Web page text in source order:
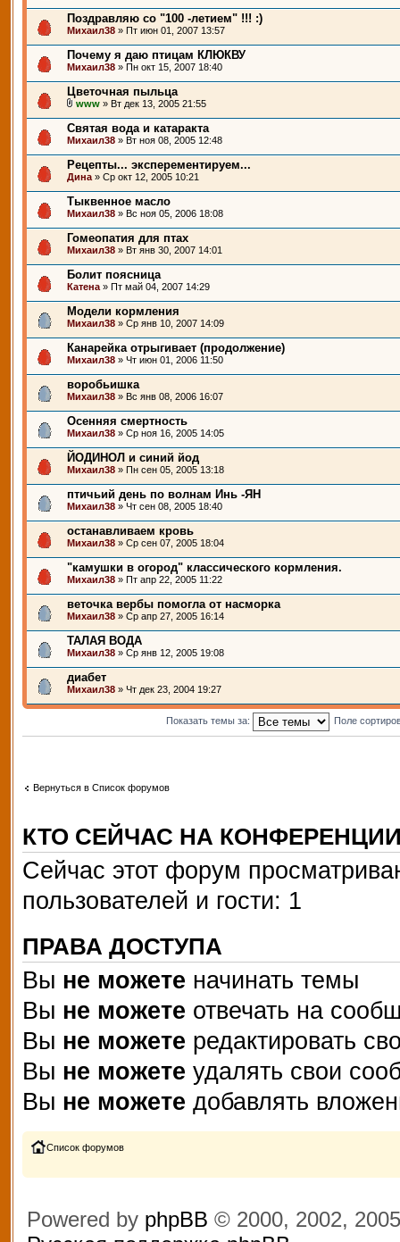
Поздравляю со "100 -летием" !!! :)
Михаил38» Пт июн 01, 2007 13:57
Почему я даю птицам КЛЮКВУ
Михаил38» Пн окт 15, 2007 18:40
Цветочная пыльца
www» Вт дек 13, 2005 21:55
Святая вода и катаракта
Михаил38» Вт ноя 08, 2005 12:48
Рецепты... эксперементируем...
Дина» Ср окт 12, 2005 10:21
Тыквенное масло
Михаил38» Вс ноя 05, 2006 18:08
Гомеопатия для птах
Михаил38» Вт янв 30, 2007 14:01
Болит поясница
Катена» Пт май 04, 2007 14:29
Модели кормления
Михаил38» Ср янв 10, 2007 14:09
Канарейка отрыгивает (продолжение)
Михаил38» Чт июн 01, 2006 11:50
воробьишка
Михаил38» Вс янв 08, 2006 16:07
Осенняя смертность
Михаил38» Ср ноя 16, 2005 14:05
ЙОДИНОЛ и синий йод
Михаил38» Пн сен 05, 2005 13:18
птичьий день по волнам Инь -ЯН
Михаил38» Чт сен 08, 2005 18:40
останавливаем кровь
Михаил38» Ср сен 07, 2005 18:04
"камушки в огород" классического кормления.
Михаил38» Пт апр 22, 2005 11:22
веточка вербы помогла от насморка
Михаил38» Ср апр 27, 2005 16:14
ТАЛАЯ ВОДА
Михаил38» Ср янв 12, 2005 19:08
диабет
Михаил38» Чт дек 23, 2004 19:27
Показать темы за: Поле
Вернуться в Список форумов
КТО СЕЙЧАС НА
Сейчас этот форум
пользователей и гости: 1
ПРАВА ДОСТУПА
Вы не можете начинать темы
Вы не можете отвечать на
Вы не можете редактировать
Вы не можете удалять свои
Вы не можете добавлять
Список форумов
Powered by phpBB © 2000, 2002,